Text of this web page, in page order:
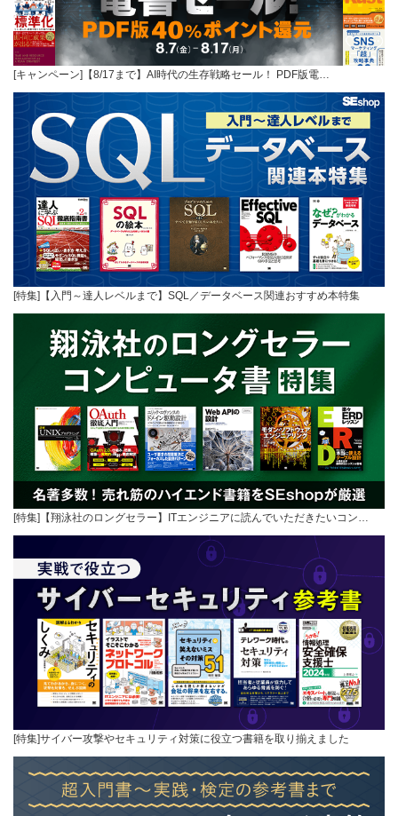
[キャンペーン]【8/17まで】AI時代の生存戦略セール！ PDF版電…
[特集]【入門～達人レベルまで】SQL／データベース関連おすすめ本特集
[特集]【翔泳社のロングセラー】ITエンジニアに読んでいただきたいコン…
[特集]サイバー攻撃やセキュリティ対策に役立つ書籍を取り揃えました